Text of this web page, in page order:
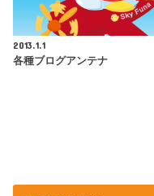
2013.1.1
各種ブログアンテナ